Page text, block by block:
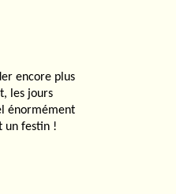
encore plus
les jours
énormément
un festin !